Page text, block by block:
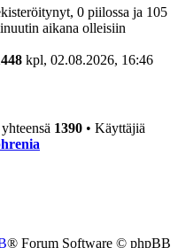
0 piilossa ja 105
aikana olleisiin
kpl, 02.08.2026, 16:46
1390 • Käyttäjiä
® Forum Software © phpBB